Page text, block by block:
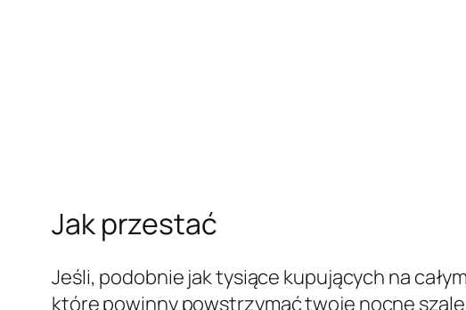
Jak przestać
Jeśli, podobnie jak tysiące kupujących na
które powinny powstrzymać twoje nocne